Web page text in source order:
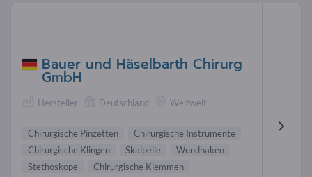
Bauer und Häselbarth Chirurg
GmbH
Hersteller Deutschland Weltweit
Chirurgische Pinzetten
Chirurgische Instrumente
Chirurgische Klingen
Skalpelle
Wundhaken
Stethoskope
Chirurgische Klemmen